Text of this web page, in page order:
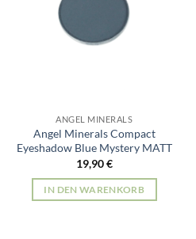
ANGEL MINERALS
Angel Minerals Compact
Eyeshadow Blue Mystery MATT
19,90€
IN DEN WARENKORB